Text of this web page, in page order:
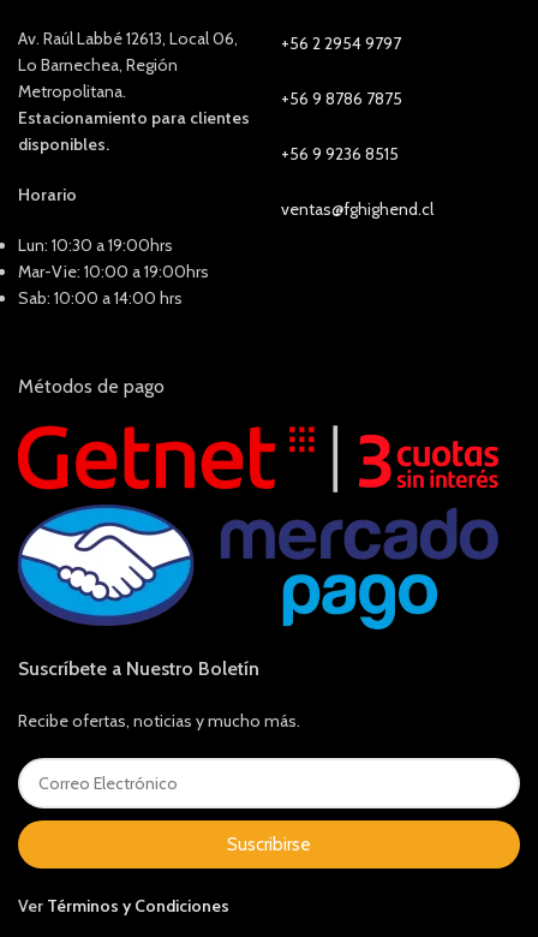
Av. Raúl Labbé 12613, Local 06,
Lo Barnechea, Región
Metropolitana.
Estacionamiento para clientes
disponibles.
Horario
Lun: 10:30 a 19:00hrs
Mar-Vie: 10:00 a 19:00hrs
Sab: 10:00 a 14:00 hrs
+56 2 2954 9797
+56 9 8786 7875
+56 9 9236 8515
ventas@fghighend.cl
Métodos de pago
Suscríbete a Nuestro Boletín
Recibe ofertas, noticias y mucho más.
Suscribirse
Ver Términos y Condiciones